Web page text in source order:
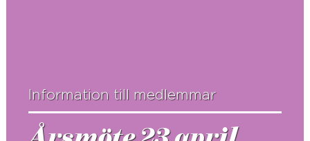
Information till medlemmar